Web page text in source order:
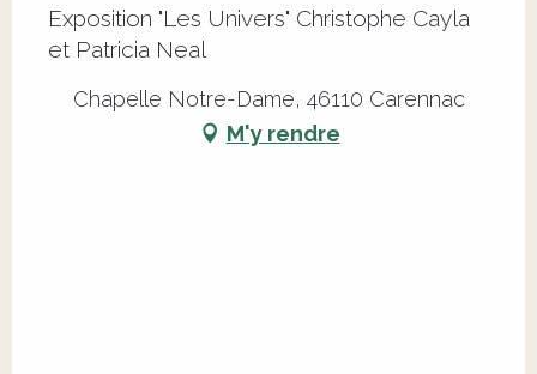
Exposition "Les Univers" Christophe Cayla
et Patricia Neal
Chapelle Notre-Dame, 46110 Carennac
M'y rendre